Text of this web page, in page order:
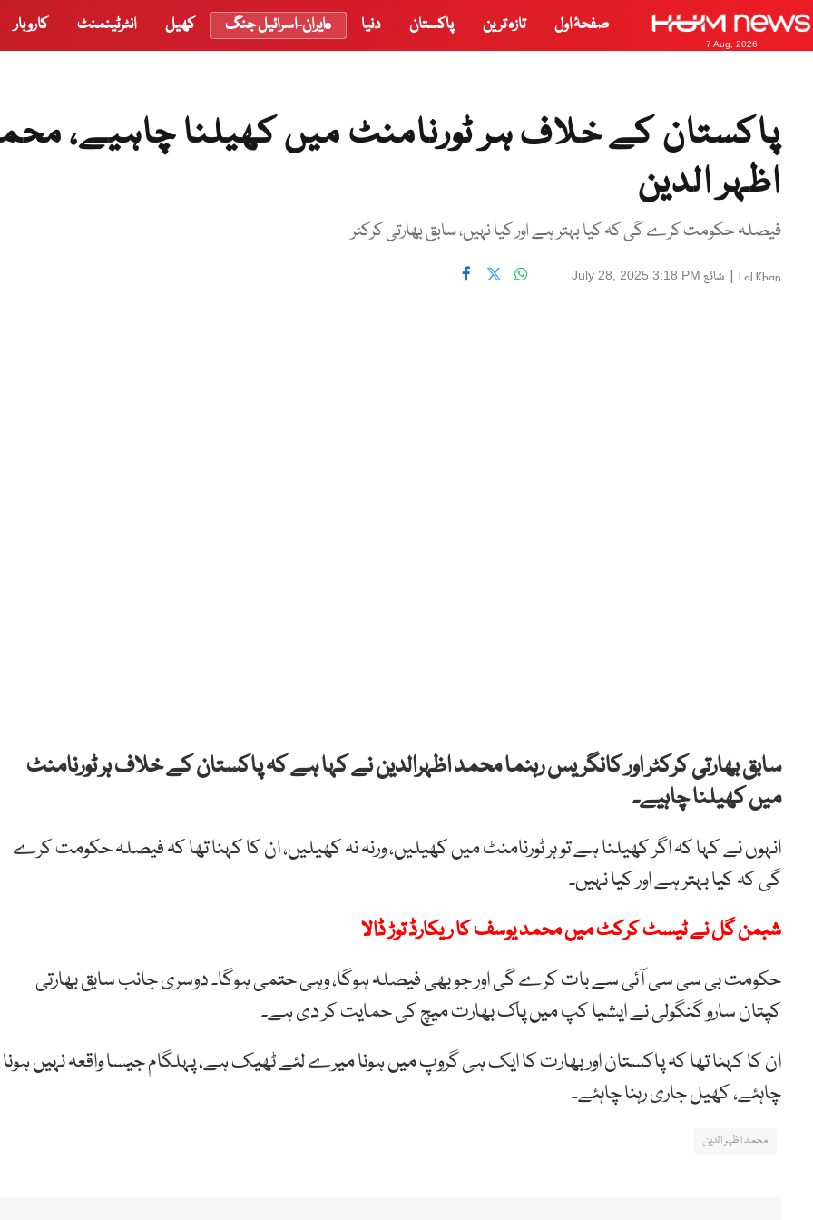
7 Aug, 2026
صفحۂ اول تازہ ترین پاکستان دنیا ایران-اسرائیل جنگ کھیل انٹرٹینمنٹ کاروبار
پاکستان کے خلاف ہر ٹورنامنٹ میں کھیلنا چاہیے،
اظہر الدین
فیصلہ حکومت کرے گی کہ کیا بہتر ہے اور کیا نہیں، سابق بھارتی کرکٹر
Lal Khan
| شائع July 28, 2025 3:18 PM
سابق بھارتی کرکٹر اور کانگریس رہنما محمد اظہرالدین نے کہا ہے کہ پاکستان کے خلاف ہر ٹورنامنٹ
میں کھیلنا چاہیے۔
انہوں نے کہا کہ اگر کھیلنا ہے تو ہر ٹورنامنٹ میں کھیلیں، ورنہ نہ کھیلیں، ان کا کہنا تھا کہ فیصلہ حکومت کرے
گی کہ کیا بہتر ہے اور کیا نہیں۔
شبمن گل نے ٹیسٹ کرکٹ میں محمد یوسف کا ریکارڈ توڑ ڈالا
حکومت بی سی سی آئی سے بات کرے گی اور جو بھی فیصلہ ہوگا، وہی حتمی ہوگا۔ دوسری جانب سابق بھارتی
کپتان سارو گنگولی نے ایشیا کپ میں پاک بھارت میچ کی حمایت کر دی ہے۔
ان کا کہنا تھا کہ پاکستان اور بھارت کا ایک ہی گروپ میں ہونا میرے لئے ٹھیک ہے، پہلگام جیسا واقعہ نہیں ہونا
چاہئے، کھیل جاری رہنا چاہئے۔
محمد اظہر الدین